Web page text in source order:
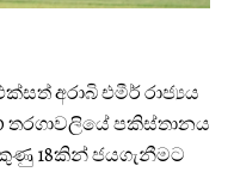
අරාබි එමීර් රාජ්‍යය
තරගාවලියේ පකිස්තානය
18කින් ජයගැනීමට